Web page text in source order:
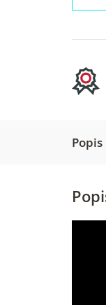
Popis